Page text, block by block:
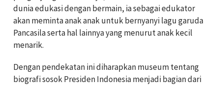
dunia edukasi dengan bermain, ia sebagai edukator
akan meminta anak anak untuk bernyanyi lagu garuda
Pancasila serta hal lainnya yang menurut anak kecil
menarik.
Dengan pendekatan ini diharapkan museum tentang
biografi sosok Presiden Indonesia menjadi bagian dari